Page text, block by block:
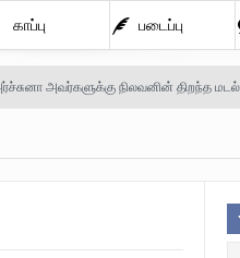
காப்பு படைப்பு
அவர்களுக்கு நிலவனின் திறந்த